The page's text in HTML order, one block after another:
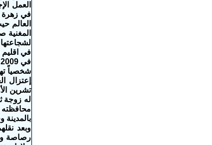
العمل
العالم
في
إعتزال
له زوجة
محافظته
وبعد
رصاصة